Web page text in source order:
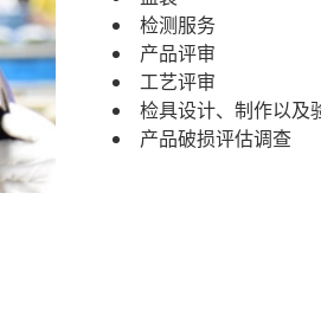
检测服务
产品评审
工艺评审
检具设计、制作以及
产品破损评估调查